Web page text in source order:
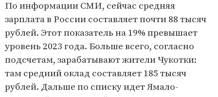
По информации СМИ, сейчас средняя
зарплата в России составляет почти 88 тысяч
рублей. Этот показатель на 19% превышает
уровень 2023 года. Больше всего, согласно
подсчетам, зарабатывают жители Чукотки:
там средний оклад составляет 185 тысяч
рублей. Дальше по списку идет Ямало-